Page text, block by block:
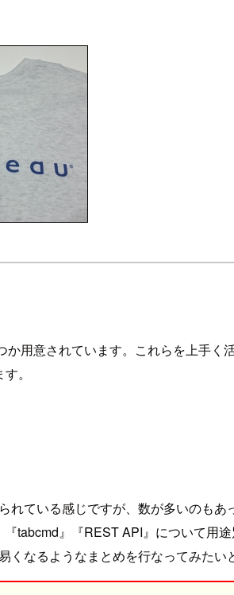
用意されています。これらを上手
。
ている感じですが、数が多いのも
tabcmd』『REST API』について用
なるようなまとめを行なってみたい